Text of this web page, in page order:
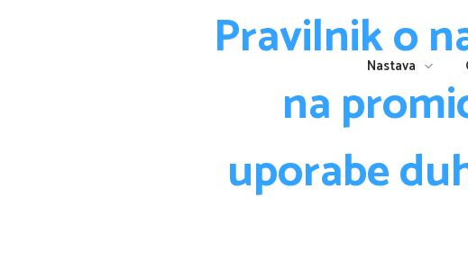
Nastava
Pravilnik o
na
uporabe